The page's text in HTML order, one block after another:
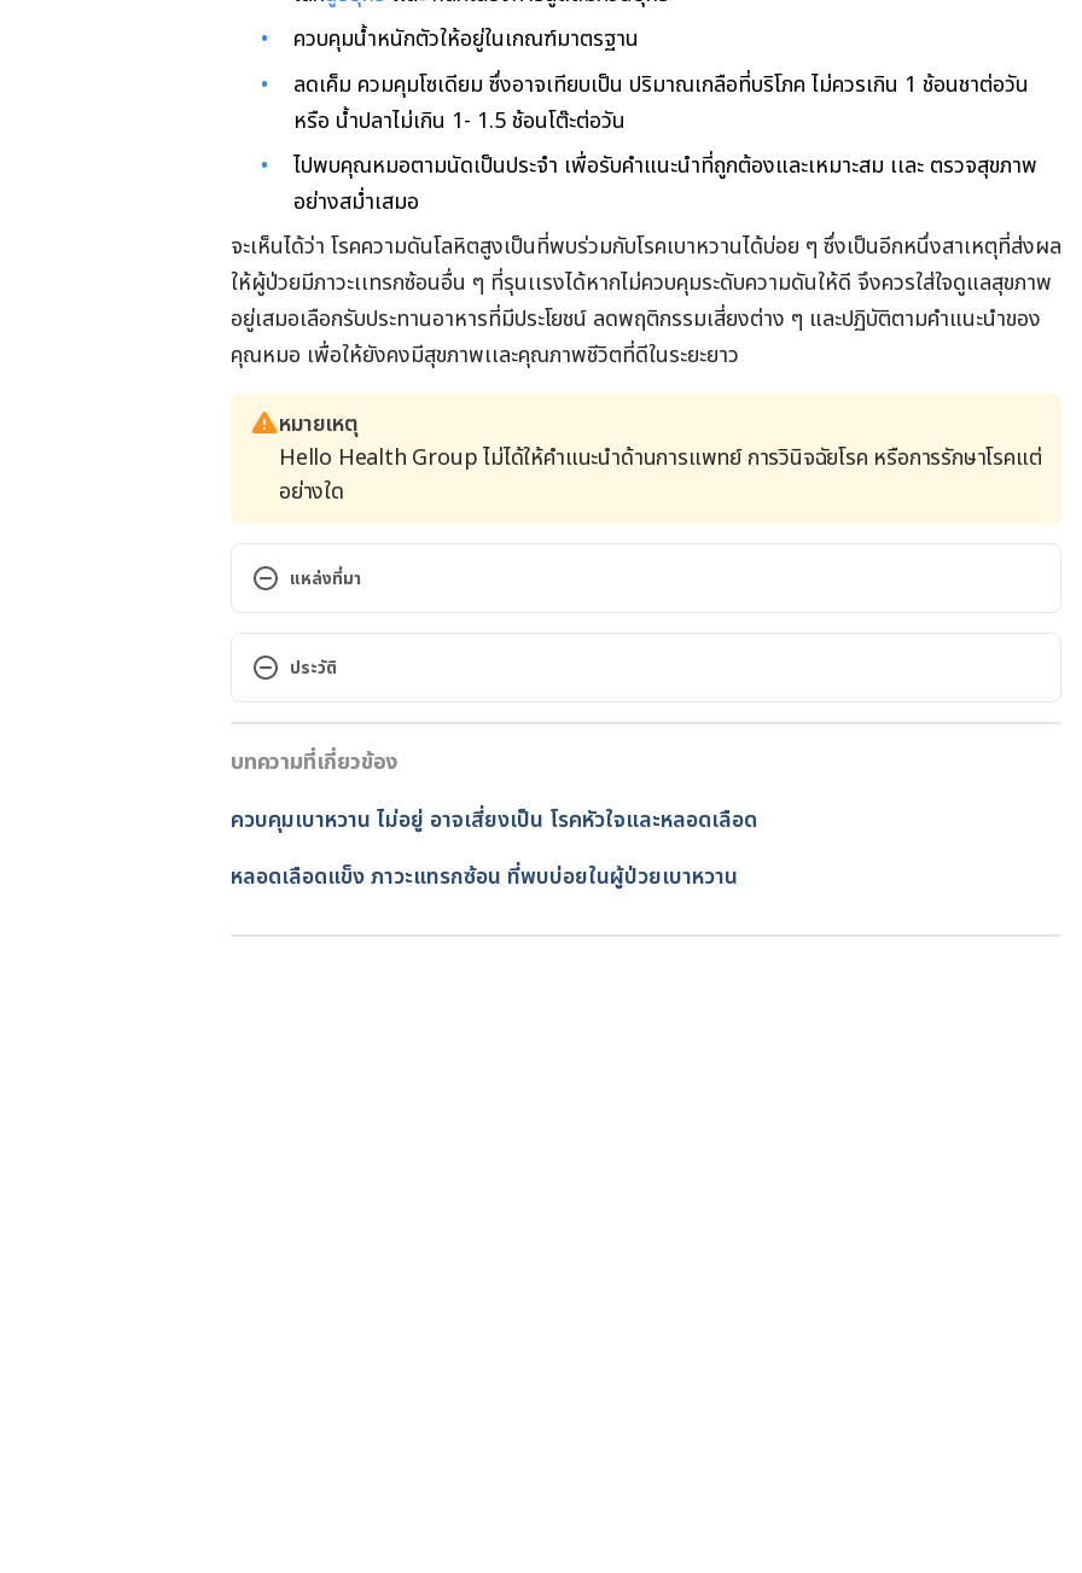
ควบคุมน้ำหนักตัวให้อยู่ในเกณฑ์มาตรฐาน
ลดเค็ม ควมคุมโซเดียม ซึ่งอาจเทียบเป็น ปริมาณเกลือที่บริโภค ไม่ควรเกิน 1 ช้อนชาต่อวัน
หรือ น้ำปลาไม่เกิน 1- 1.5 ช้อนโต๊ะต่อวัน
ไปพบคุณหมอตามนัดเป็นประจำ เพื่อรับคำแนะนำที่ถูกต้องและเหมาะสม เเละ ตรวจสุขภาพ
อย่างสม่ำเสมอ
จะเห็นได้ว่า โรคความดันโลหิตสูงเป็นที่พบร่วมกับโรคเบาหวานได้บ่อย ๆ ซึ่งเป็นอีกหนึ่งสาเหตุที่ส่งผล
ให้ผู้ป่วยมีภาวะเเทรกซ้อนอื่น ๆ ที่รุนเเรงได้หากไม่ควบคุมระดับความดันให้ดี จึงควรใส่ใจดูแลสุขภาพ
อยู่เสมอเลือกรับประทานอาหารที่มีประโยชน์ ลดพฤติกรรมเสี่ยงต่าง ๆ และปฏิบัติตามคำแนะนำของ
คุณหมอ เพื่อให้ยังคงมีสุขภาพเเละคุณภาพชีวิตที่ดีในระยะยาว
หมายเหตุ
Hello Health Group ไม่ได้ให้คำแนะนำด้านการแพทย์ การวินิจฉัยโรค หรือการรักษาโรคแต่
อย่างใด
แหล่งที่มา
The Link Between Diabetes, Hypertension and Cardiovascular Disease.
https://hellodoctor.com.ph/diabetes/diabetes-and-heart-disease/. Accessed October 26,
2021.
The link between diabetes and hypertension.
https://www.medicalnewstoday.com/articles/317220. Accessed October 26, 2021.
Diabetes and High Blood Pressure. https://www.webmd.com/diabetes/high-blood-
pressure. Accessed October 26, 2021.
Association. https://care.diabetesjournals.org/content/40/9/1273. Accessed October 26,
ประวัติ
14/07/2023
ทีม Hello คุณหมอ
ตรวจสอบข้อมูลทางการแพทย์โดย แพทย์หญิงบุรัสกร ทวีบูรณ์
อัปเดตโดย:
Duangkamon Junnet
บทความที่เกี่ยวข้อง
ควบคุมเบาหวาน ไม่อยู่ อาจเสี่ยงเป็น โรคหัวใจและหลอดเลือด
หลอดเลือดแข็ง ภาวะแทรกซ้อน ที่พบบ่อยในผู้ป่วยเบาหวาน